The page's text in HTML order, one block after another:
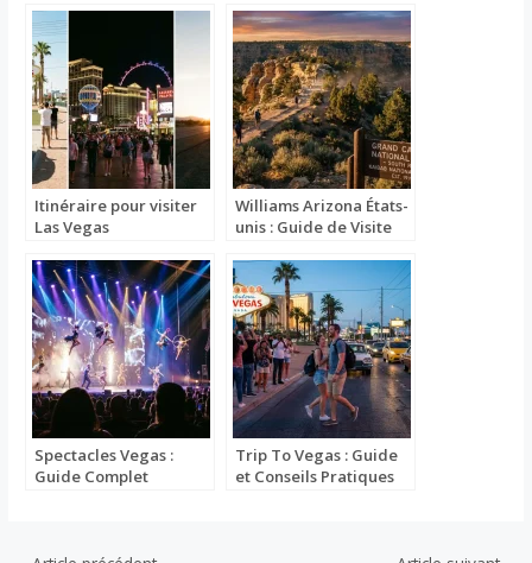
Itinéraire pour visiter
Las Vegas
Williams Arizona États-
unis : Guide de Visite
Spectacles Vegas :
Guide Complet
Trip To Vegas : Guide
et Conseils Pratiques